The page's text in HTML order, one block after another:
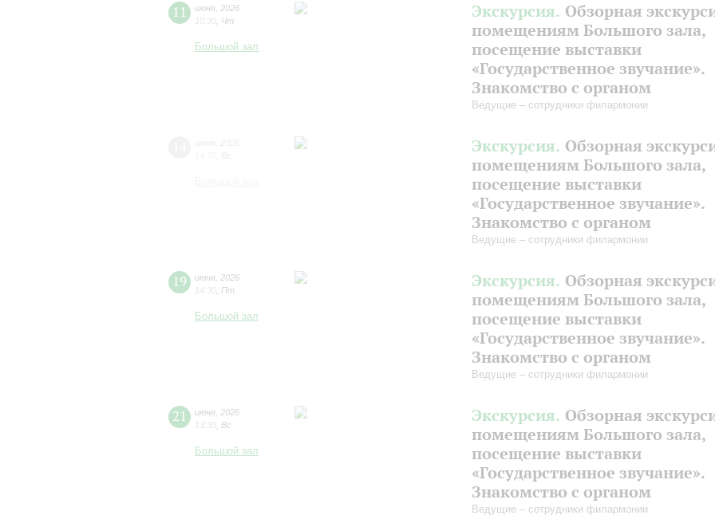
11 июня 2026
10:30 Чт
Большой зал
Экскурсия. Обзорная
помещениям Большого зала,
посещение выставки
«Государственное звучание».
Знакомство с органом
Ведущие – сотрудники филармонии
Экскурсия. Обзорная
помещениям Большого зала,
посещение выставки
«Государственное звучание».
Знакомство с органом
Ведущие – сотрудники филармонии
19 июня 2026
14:30 Пт
Большой зал
Экскурсия. Обзорная
помещениям Большого зала,
посещение выставки
«Государственное звучание».
Знакомство с органом
Ведущие – сотрудники филармонии
21 июня 2026
13:30 Вс
Большой зал
Экскурсия. Обзорная
помещениям Большого зала,
посещение выставки
«Государственное звучание».
Знакомство с органом
Ведущие – сотрудники филармонии